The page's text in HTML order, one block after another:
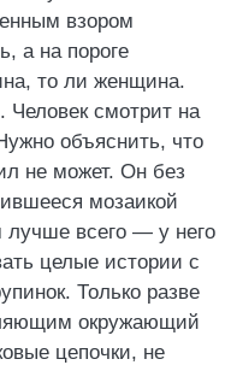
взором
а на пороге
то ли женщина.
Человек смотрит на
объяснить, что
не может. Он без
мозаикой
лучше всего — у него
целые истории с
Только разве
окружающий
цепочки, не